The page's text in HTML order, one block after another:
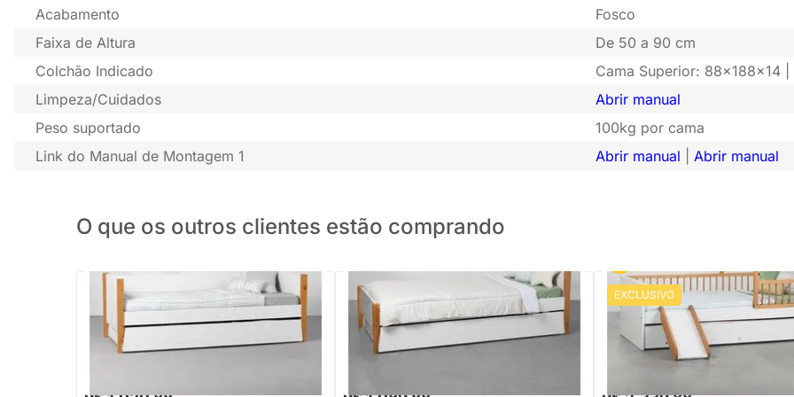
Acabamento
Fosco
Faixa de Altura
De 50 a 90 cm
Colchão Indicado
Cama Superior: 88x188x14
Limpeza/Cuidados
Abrir manual
Peso suportado
100kg por cama
Link do Manual de Montagem 1
Abrir manual Abrir manual
O que os outros clientes estão comprando
Bicama Sofá Noah com Pés Mel - Branco
Fosco
Bicama Solteiro Noah com Pés Mel -
Branco Fosco
EXCLUSIVO
Cama Casinha Evolutiva Tenda
Cama Auxiliar e Escorregador -
Amêndoa